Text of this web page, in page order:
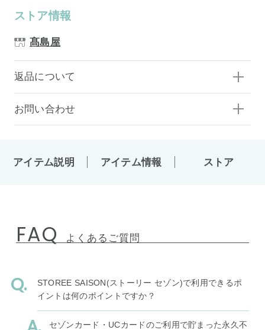
ストア情報
髙島屋
返品について
お問い合わせ
アイテム説明 アイテム情報 ストア
FAQ よくあるご質問
STOREE SAISON(ストーリー セゾン)で利用できるポ
イントは何のポイントですか？
セゾンカード・UCカードのご利用で貯まった永久不